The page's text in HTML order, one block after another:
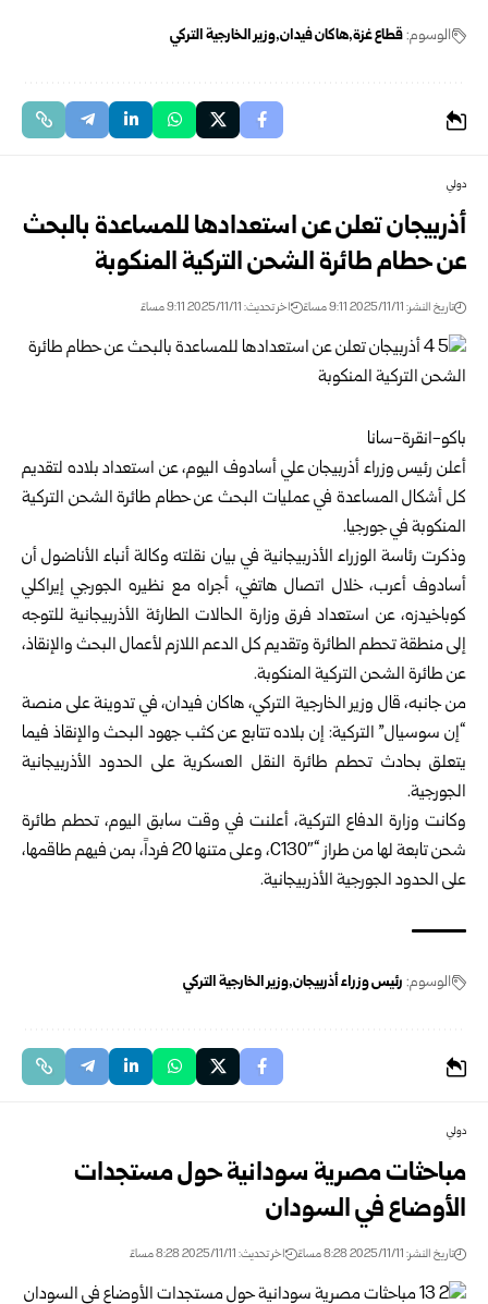
الوسوم:قطاع غزة هاكان فيدان وزير الخارجية التركي
دولي
أذربيجان تعلن عن استعدادها للمساعدة بالبحث
عن حطام طائرة الشحن التركية المنكوبة
تاريخ النشر: 2025/11/11 9:11 مساءً اخر تحديث: 2025/11/11 9:11 مساءً
باكو-انقرة-سانا
أعلن رئيس وزراء أذربيجان علي أسادوف اليوم، عن استعداد بلاده لتقديم
كل أشكال المساعدة في عمليات البحث عن حطام طائرة الشحن التركية
المنكوبة في جورجيا.
وذكرت رئاسة الوزراء الأذربيجانية في بيان نقلته وكالة أنباء الأناضول أن
أسادوف أعرب، خلال اتصال هاتفي، أجراه مع نظيره الجورجي إيراكلي
كوباخيدزه، عن استعداد فرق وزارة الحالات الطارئة الأذربيجانية للتوجه
إلى منطقة تحطم الطائرة وتقديم كل الدعم اللازم لأعمال البحث والإنقاذ،
عن طائرة الشحن التركية المنكوبة.
من جانبه، قال وزير الخارجية التركي، هاكان فيدان، في تدوينة على منصة
“إن سوسيال” التركية: إن بلاده تتابع عن كثب جهود البحث والإنقاذ فيما
يتعلق بحادث تحطم طائرة النقل العسكرية على الحدود الأذربيجانية
الجورجية.
وكانت وزارة الدفاع التركية، أعلنت في وقت سابق اليوم، تحطم طائرة
شحن تابعة لها من طراز “C130″، وعلى متنها 20 فرداً، بمن فيهم طاقمها،
على الحدود الجورجية الأذربيجانية.
الوسوم: رئيس وزراء أذربيجان وزير الخارجية التركي
دولي
مباحثات مصرية سودانية حول مستجدات
الأوضاع في السودان
تاريخ النشر: 2025/11/11 8:28 مساءً اخر تحديث: 2025/11/11 8:28 مساءً